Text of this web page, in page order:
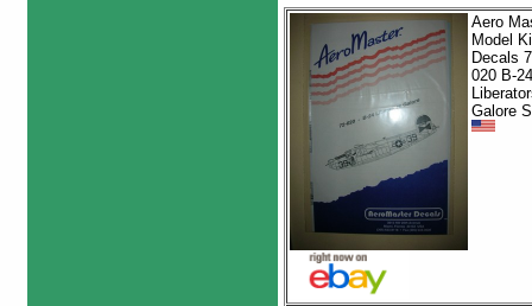
Aero
Model
Decals
020 B-24
Galore